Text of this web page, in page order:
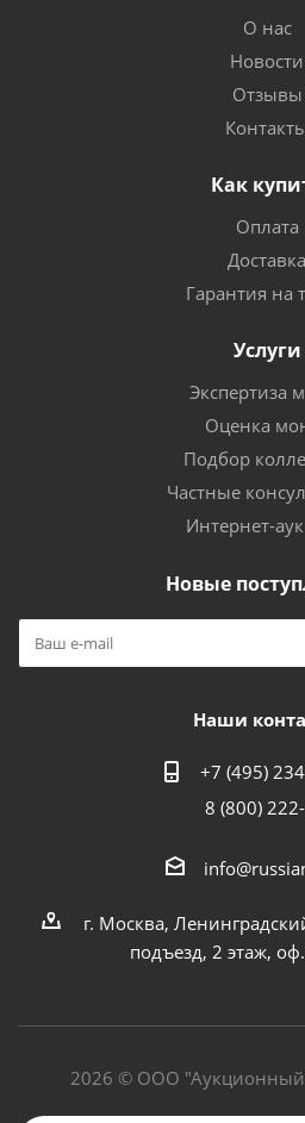
О нас
Новости
Отзывы
Как
Оплата
Доставка
Гарантия на
Услуги
Экспертиза
Оценка
Подбор
Частные
Интернет-
Новые
Наши
+7 (495)
8 (800)
г. Москва,
подъезд, 2 этаж,
2026 © ООО